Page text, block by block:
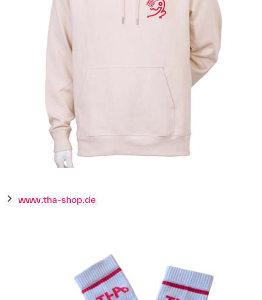
Das Referat Kommunikation der Technischen Hochschule
Augsburg kommuniziert auf X
https://x.com/TH_Augsburg
Auf Snapchat finden Sie die Hochschule Augsburg unter
dem Nutzername hsaugsburg.
Oder schauen Sie auch mal auf dem
YouTube-Kanal der
Hochschule Augsburg
www.tha-shop.de